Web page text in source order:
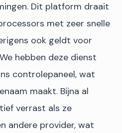
Dit platform draait
met zeer snelle
ook geldt voor
hebben deze dienst
controlepaneel, wat
maakt. Bijna al
verrast als ze
andere provider, wat